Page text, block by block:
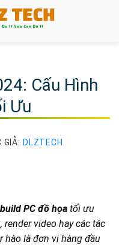
Cấu Hình
Ưu
GIẢ: DLZTECH
build PC đồ họa tối ưu
video hay các tác
hào là đơn vị hàng đầu